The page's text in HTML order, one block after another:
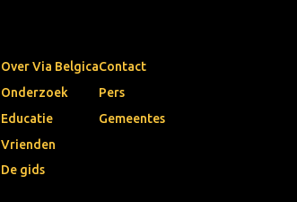
Over Via Belgica
Onderzoek
Educatie
Vrienden
De gids
Contact
Pers
Gemeentes